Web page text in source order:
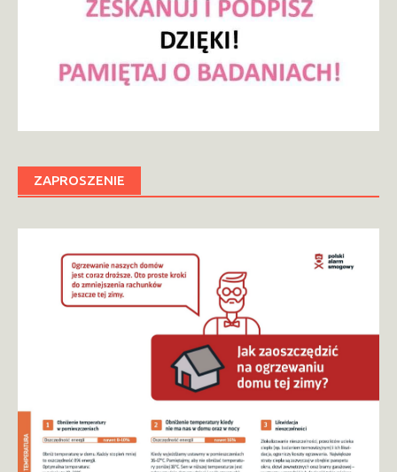
ZAPROSZENIE